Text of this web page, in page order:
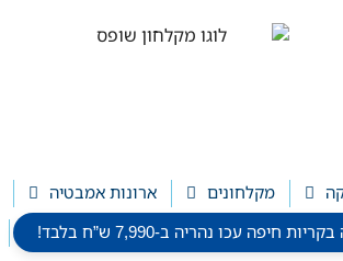
מקלחונים ארונות אמבטיה
עכו נהריה ב-7,990 ש”ח בלבד!